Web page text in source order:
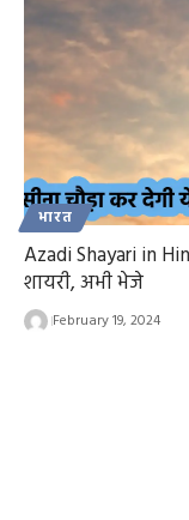
भारत
Azadi Shayari in
शायरी, अभी भेजे
February 19, 2024